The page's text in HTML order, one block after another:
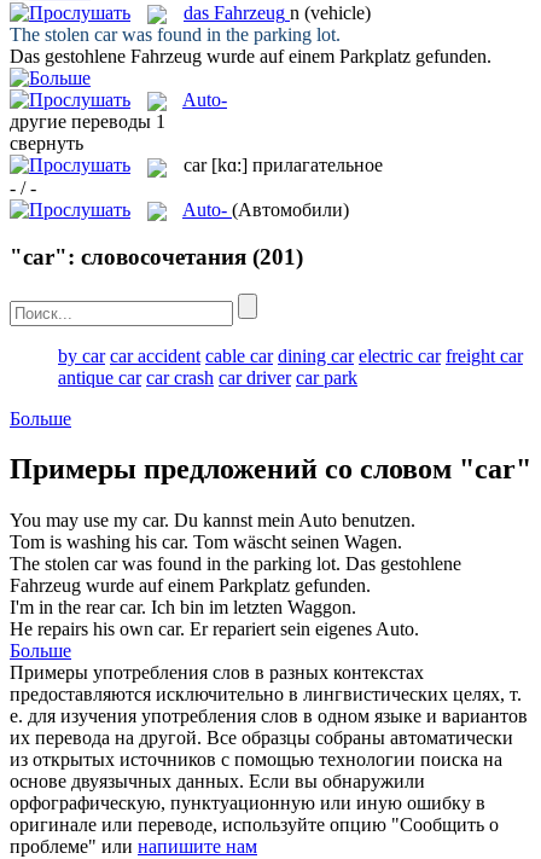
das Fahrzeug n (vehicle)
The stolen carwas found in the parking lot.
Das gestohlene Fahrzeug wurde auf einem Parkplatz gefunden.
Auto-
другие переводы 1
свернуть
car [kɑ:] прилагательное
- / -
Auto- (Автомобили)
"car": словосочетания (201)
by car car accident cable car dining car electric car freight car
antique car car crash car driver car park
Больше
Примеры предложений со словом "car"
You may use my car. Du kannst mein Auto benutzen.
Tom is washing his car. Tom wäscht seinen Wagen.
The stolen carwas found in the parking lot. Das gestohlene
Fahrzeug wurde auf einem Parkplatz gefunden.
I'm in the rearcar. Ich bin im letzten Waggon.
He repairs his own car. Er repariert sein eigenes Auto.
Больше
Примеры употребления слов в разных контекстах
предоставляются исключительно в лингвистических целях, т.
е. для изучения употребления слов в одном языке и вариантов
их перевода на другой. Все образцы собраны автоматически
из открытых источников с помощью технологии поиска на
основе двуязычных данных. Если вы обнаружили
орфографическую, пунктуационную или иную ошибку в
оригинале или переводе, используйте опцию "Сообщить о
проблеме" или напишите нам